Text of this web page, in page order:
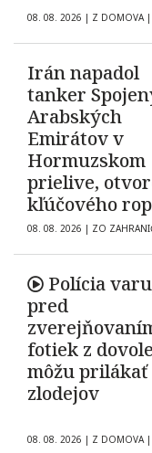
08. 08. 2026 | Z DOMOVA |
Irán napadol
tanker
Arabských
Emirátov v
Hormuzskom
prielive,
kľúčového
koridoru
neisté
08. 08. 2026 | ZO
Polícia
pred
fotiek z
môžu prilákať
zlodejov
08. 08. 2026 | Z DOMOVA |